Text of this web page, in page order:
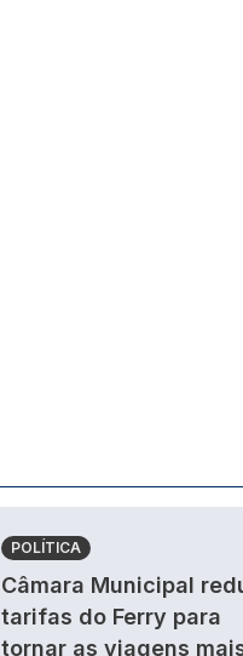
POLÍTICA
Câmara Municipal
tarifas do Ferry para
tornar as viagens